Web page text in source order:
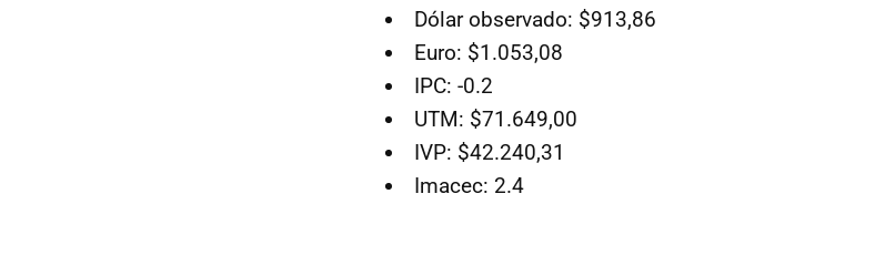
Dólar observado: $913,86
Euro: $1.053,08
IPC: -0.2
UTM: $71.649,00
IVP: $42.240,31
Imacec: 2.4